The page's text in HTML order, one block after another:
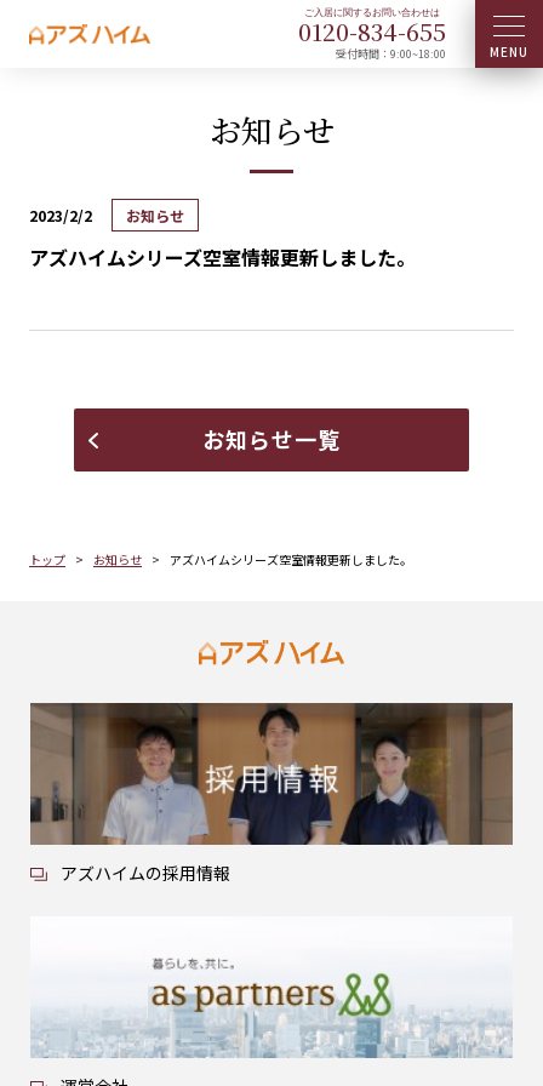
0120-834-655
受付時間：9:00~18:00
トップ お知らせ アズハイムシリーズ空室情報更新しました。
お知らせ
2023/2/2 お知らせ
アズハイムシリーズ空室情報更新しました。
お知らせ一覧
アズハイムの採用情報